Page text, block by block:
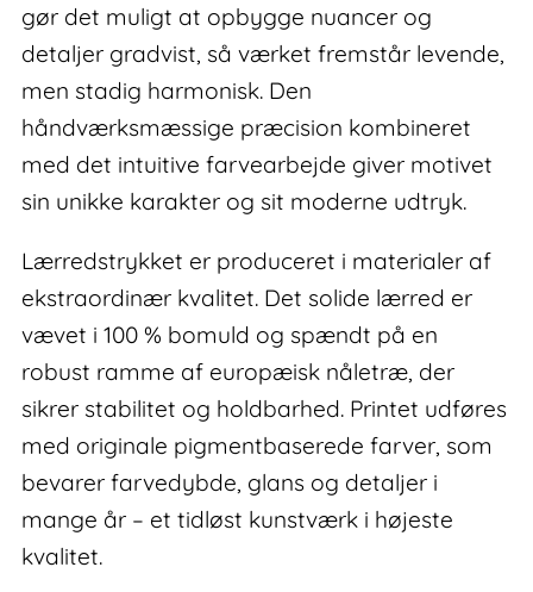
gør det muligt at opbygge nuancer og
detaljer gradvist, så værket fremstår levende,
men stadig harmonisk. Den
håndværksmæssige præcision kombineret
med det intuitive farvearbejde giver motivet
sin unikke karakter og sit moderne udtryk.
Lærredstrykket er produceret i materialer af
ekstraordinær kvalitet. Det solide lærred er
vævet i 100 % bomuld og spændt på en
robust ramme af europæisk nåletræ, der
sikrer stabilitet og holdbarhed. Printet udføres
med originale pigmentbaserede farver, som
bevarer farvedybde, glans og detaljer i
mange år – et tidløst kunstværk i højeste
kvalitet.